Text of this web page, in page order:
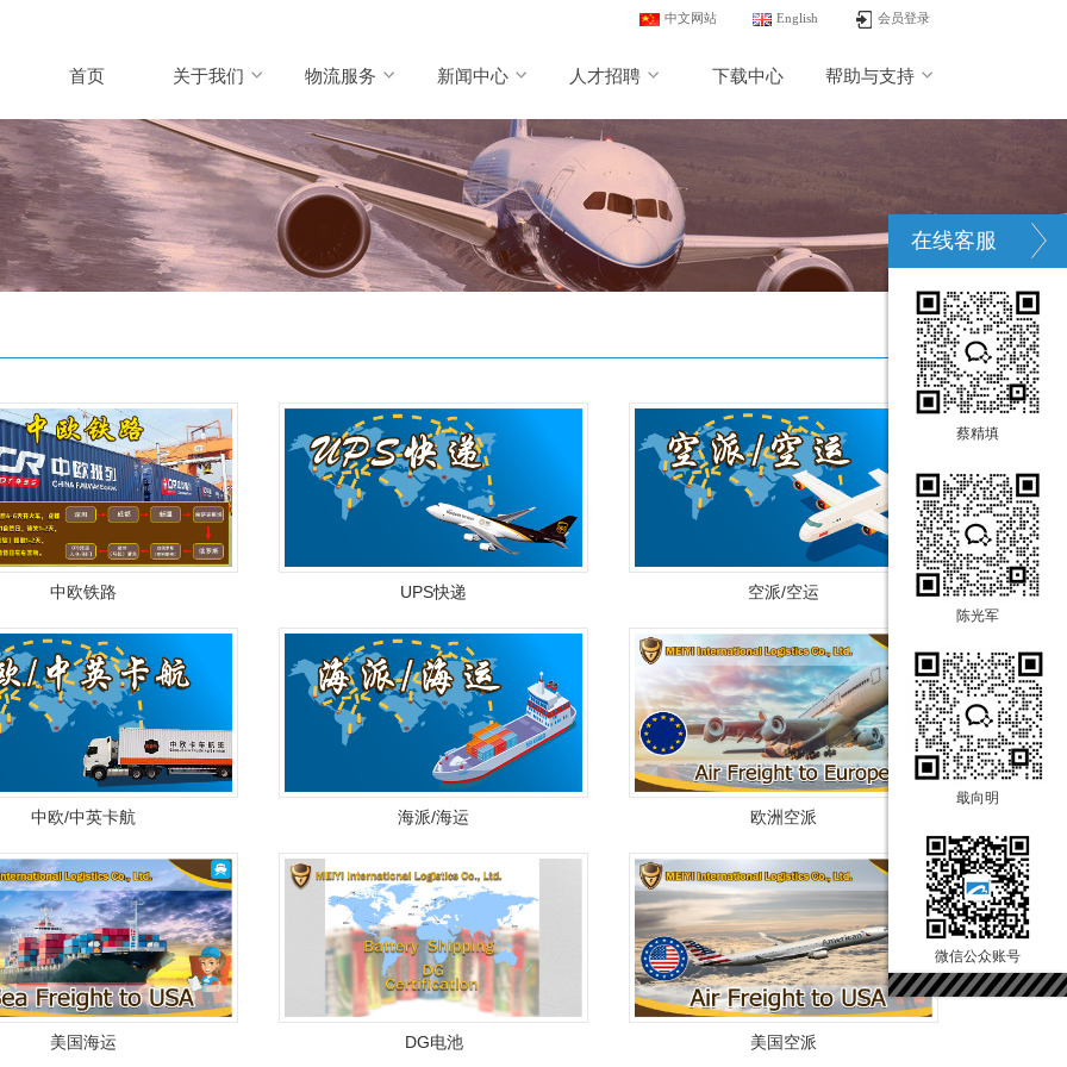
中文网站 English 会员登录
首页 关于我们 物流服务 新闻中心 人才招聘 下载中心 帮助与支持
中欧铁路 UPS快递 空派/空运
中欧/中英卡航 海派/海运 欧洲空派
美国海运 DG电池 美国空派
在线客服
蔡精填
陈光军
戢向明
微信公众账号